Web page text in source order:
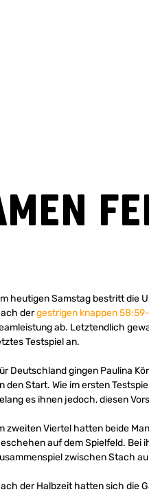
heutigen Samstag bestritt die
dergestrigen knappen
ab. Letztendlich
Testspiel an.
Deutschland gingen Paulina
den Start. Wie im ersten
es ihnen jedoch, diesen
zweiten Viertel hatten beide
auf dem Spielfeld. Bei
zwischen Stach
der Halbzeit hatten sich die